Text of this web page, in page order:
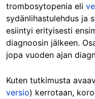
trombosytopenia eli
sydänlihastulehdus ja
esiintyi erityisesti
diagnoosin jälkeen.
jopa vuoden ajan
Kuten tutkimusta
versio) kerrotaan,